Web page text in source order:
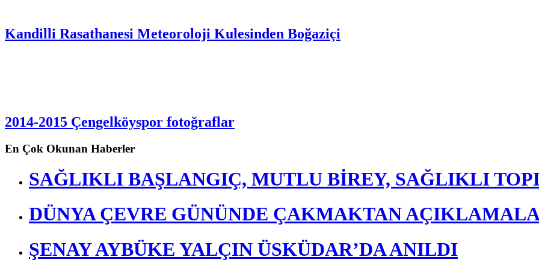
Kandilli Rasathanesi Meteoroloji Kulesinden Boğaziçi
2014-2015 Çengelköyspor fotoğraflar
En Çok Okunan Haberler
SAĞLIKLI BAŞLANGIÇ, MUTLU BİREY, SAĞLIKLI
DÜNYA ÇEVRE GÜNÜNDE ÇAKMAKTAN
ŞENAY AYBÜKE YALÇIN ÜSKÜDAR’DA ANILDI